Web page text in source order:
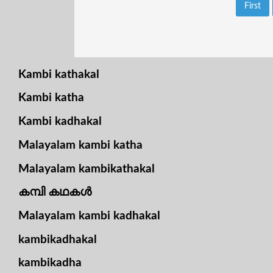
First
Kambi kathakal
Kambi katha
Kambi kadhakal
Malayalam kambi katha
Malayalam kambikathakal
കമ്പി കഥകൾ
Malayalam kambi kadhakal
kambikadhakal
kambikadha